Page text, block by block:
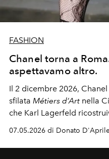
FASHION
Chanel torna a
aspettavamo altro.
Il 2 dicembre 2026,
sfilata Métiers d’Art nella
che Karl Lagerfeld
qualcosa di già
07.05.2026 di Donato